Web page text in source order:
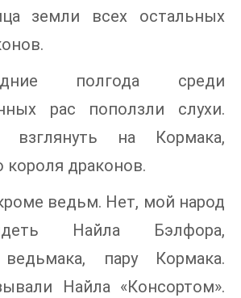
земли всех остальных
полгода среди
рас поползли слухи.
взглянуть на Кормака,
короля драконов.
ведьм. Нет, мой народ
Найла Бэлфора,
ведьмака, пару Кормака.
Найла «Консортом».